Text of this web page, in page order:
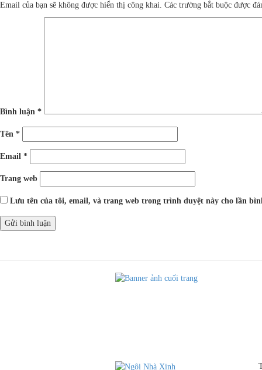
Email của bạn sẽ không được hiển thị công khai. Các trường bắt buộc được
Bình luận *
Tên *
Email *
Trang web
Lưu tên của tôi, email, và trang web trong trình duyệt này cho lần